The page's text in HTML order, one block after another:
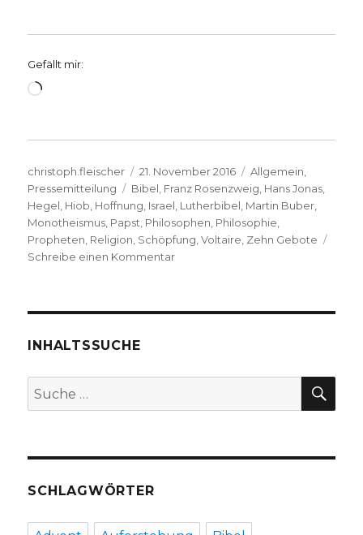
Gefällt mir:
Wird
Autor
christoph.fleischer
Veröffentlicht
am
21. November 2016 Kategorien
Allgemein,
Pressemitteilung
Schlagwörter
Bibel, Franz Rosenzweig, Hans Jonas,
Hegel, Hiob, Hoffnung, Israel, Lutherbibel, Martin Buber,
Monotheismus, Papst, Philosophen, Philosophie,
Propheten, Religion, Schöpfung,Voltaire, Zehn Gebote
Schreibe einen Kommentarzu
Presseankündigung
Sabine
Philosophie
INHALTSSUCHE
Suche
nach:
SCHLAGWÖRTER